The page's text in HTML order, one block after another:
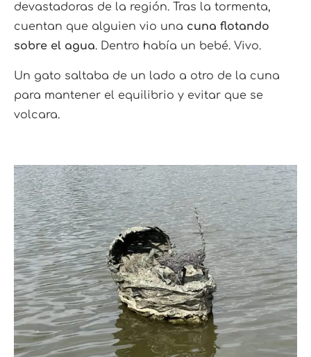
devastadoras de la región. Tras la tormenta,
cuentan que alguien vio una cuna flotando
sobre el agua. Dentro había un bebé. Vivo.
Un gato saltaba de un lado a otro de la cuna
para mantener el equilibrio y evitar que se
volcara.